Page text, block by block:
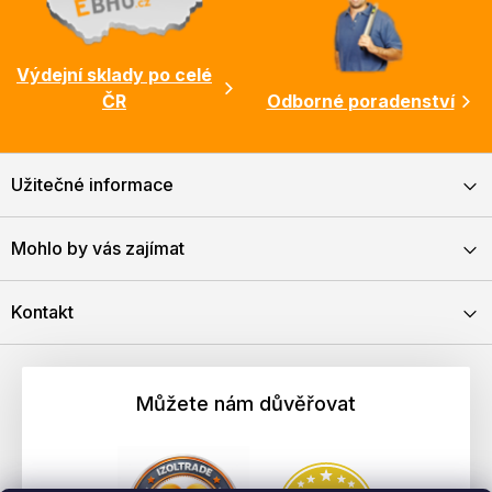
Výdejní sklady po celé
ČR
Odborné poradenství
Užitečné informace
Mohlo by vás zajímat
Kontakt
Můžete nám důvěřovat